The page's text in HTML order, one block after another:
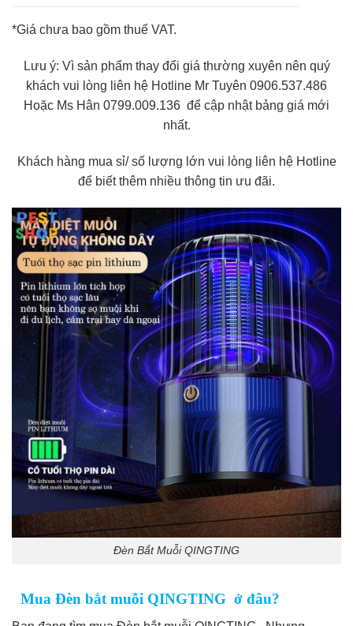
*Giá chưa bao gồm thuế VAT.
Lưu ý: Vì sản phẩm thay đổi giá thường xuyên nên quý
khách vui lòng liên hệ Hotline Mr Tuyên 0906.537.486
Hoặc Ms Hân 0799.009.136 để cập nhật bảng giá mới
nhất.
Khách hàng mua sỉ/ số lượng lớn vui lòng liên hệ Hotline
để biết thêm nhiều thông tin ưu đãi.
Đèn Bắt Muỗi QINGTING
Mua Đèn bắt muỗi QINGTING ở đâu?